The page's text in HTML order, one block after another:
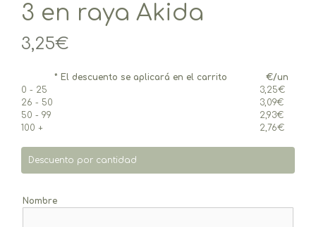
3 en raya Akida
3,25€
* El descuento se aplicará en el carrito
€/un
0 - 25
3,25€
26 - 50
3,09€
50 - 99
2,93€
100 +
2,76€
Descuento por cantidad
Nombre